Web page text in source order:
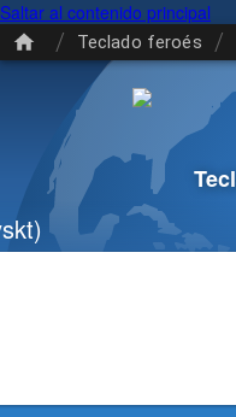
Saltar al contenido principal
/ Teclado feroés /